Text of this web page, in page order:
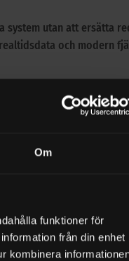
Om
funktioner för
från din enhet
kombinera
utan att ersätta
och modern
med både
miljö.
Produkten stödjer
till fyra OCIO-enheter
från dator,
behov.